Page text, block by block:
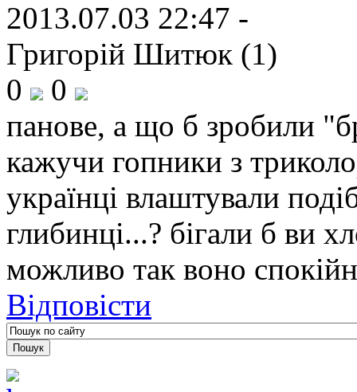
2013.07.03 22:47 -
Григорій Шитюк (1)
0
0
панове, а що б зробили
кажучи гопники з
українці влаштували
глибинці...? бігали б ви
можливо так воно
Відповісти